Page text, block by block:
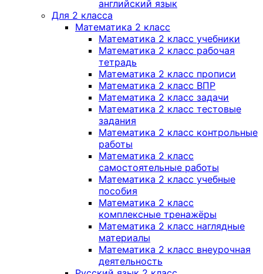
английский язык
Для 2 класса
Математика 2 класс
Математика 2 класс учебники
Математика 2 класс рабочая
тетрадь
Математика 2 класс прописи
Математика 2 класс ВПР
Математика 2 класс задачи
Математика 2 класс тестовые
задания
Математика 2 класс контрольные
работы
Математика 2 класс
самостоятельные работы
Математика 2 класс учебные
пособия
Математика 2 класс
комплексные тренажёры
Математика 2 класс наглядные
материалы
Математика 2 класс внеурочная
деятельность